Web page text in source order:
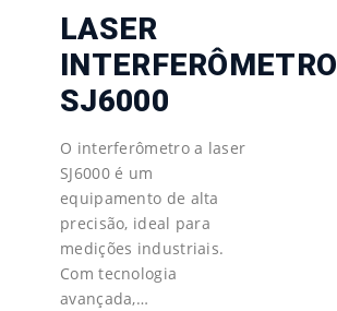
LASER
INTERFERÔMETRO
SJ6000
O interferômetro a laser
SJ6000 é um
equipamento de alta
precisão, ideal para
medições industriais.
Com tecnologia
avançada,…